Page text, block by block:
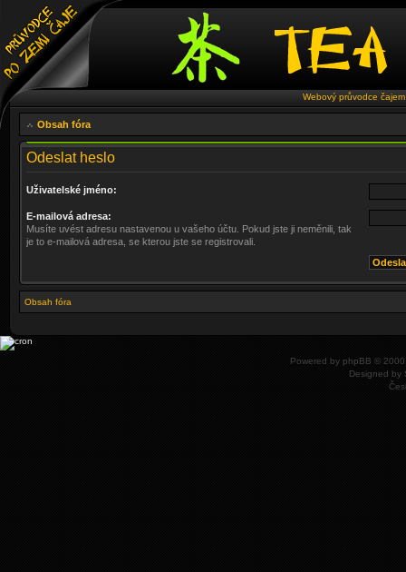
Webový průvodce
Obsah fóra
Odeslat heslo
Uživatelské jméno:
E-mailová adresa:
Musíte uvést adresu nastavenou u vašeho účtu. Pokud jste ji neměnili, tak
je to e-mailová adresa, se kterou jste se registrovali.
Obsah fóra
Powered by phpBB ©
Designed by